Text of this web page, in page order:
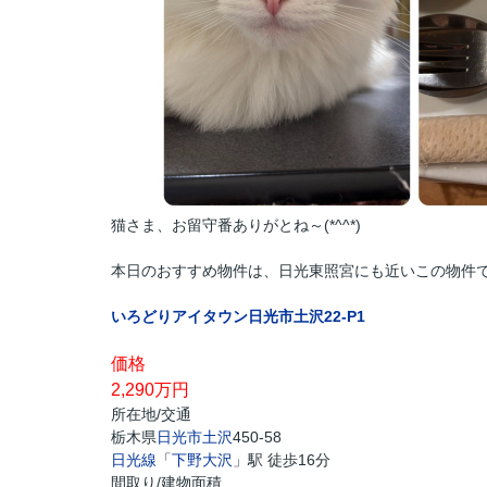
猫さま、お留守番ありがとね～(*^^*)
本日のおすすめ物件は、日光東照宮にも近いこの物件
いろどりアイタウン日光市土沢22-P1
価格
2,290万円
所在地/交通
栃木県日光市土沢450-58
日光線 「下野大沢 」駅 徒歩16分
間取り/建物面積